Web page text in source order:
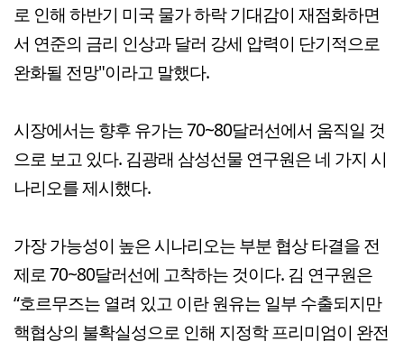
로 인해 하반기 미국 물가 하락 기대감이 재점화하면
서 연준의 금리 인상과 달러 강세 압력이 단기적으로
완화될 전망"이라고 말했다.
시장에서는 향후 유가는 70~80달러선에서 움직일 것
으로 보고 있다. 김광래 삼성선물 연구원은 네 가지 시
나리오를 제시했다.
가장 가능성이 높은 시나리오는 부분 협상 타결을 전
제로 70~80달러선에 고착하는 것이다. 김 연구원은
“호르무즈는 열려 있고 이란 원유는 일부 수출되지만
핵협상의 불확실성으로 인해 지정학 프리미엄이 완전